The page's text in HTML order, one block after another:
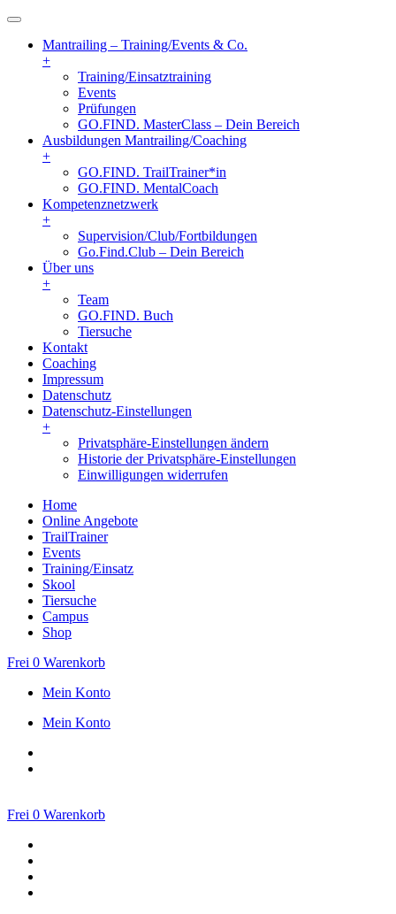
Mantrailing – Training/Events & Co.
+
Training/Einsatztraining
Events
Prüfungen
GO.FIND. MasterClass – Dein Bereich
Ausbildungen Mantrailing/Coaching
+
GO.FIND. TrailTrainer*in
GO.FIND. MentalCoach
Kompetenznetzwerk
+
Supervision/Club/Fortbildungen
Go.Find.Club – Dein Bereich
Über uns
+
Team
GO.FIND. Buch
Tiersuche
Kontakt
Coaching
Impressum
Datenschutz
Datenschutz-Einstellungen
+
Privatsphäre-Einstellungen ändern
Historie der Privatsphäre-Einstellungen
Einwilligungen widerrufen
Home
Online Angebote
TrailTrainer
Events
Training/Einsatz
Skool
Tiersuche
Campus
Shop
Frei 0 Warenkorb
Mein Konto
Mein Konto
Frei 0 Warenkorb